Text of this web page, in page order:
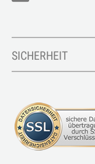
SICHERHEIT